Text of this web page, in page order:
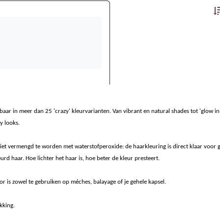
in meer dan 25 'crazy' kleurvarianten. Van vibrant en natural shades tot 'glow
looks.
vermengd te worden met waterstofperoxide: de haarkleuring is direct klaar voor
haar. Hoe lichter het haar is, hoe beter de kleur presteert.
is zowel te gebruiken op méches, balayage of je gehele kapsel.